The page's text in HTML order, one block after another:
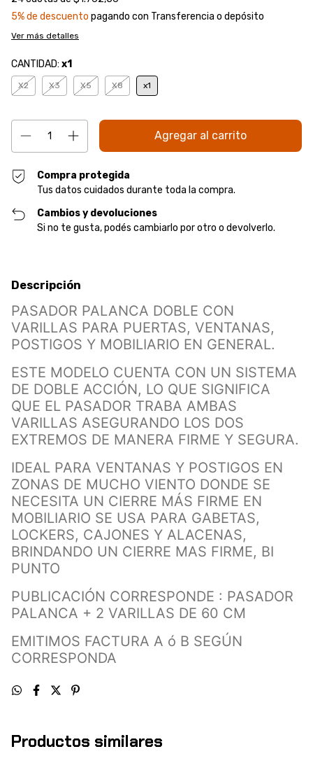
5% de descuento pagando con Transferencia o depósito
Ver más detalles
CANTIDAD: x1
X2 X3 X5 X8 x1
Compra protegida
Tus datos cuidados durante toda la compra.
Cambios y devoluciones
Si no te gusta, podés cambiarlo por otro o devolverlo.
Descripción
PASADOR PALANCA DOBLE CON
VARILLAS PARA PUERTAS, VENTANAS,
POSTIGOS Y MOBILIARIO EN GENERAL.
ESTE MODELO CUENTA CON UN SISTEMA
DE DOBLE ACCIÓN, LO QUE SIGNIFICA
QUE EL PASADOR TRABA AMBAS
VARILLAS ASEGURANDO LOS DOS
EXTREMOS DE MANERA FIRME Y SEGURA.
IDEAL PARA VENTANAS Y POSTIGOS EN
ZONAS DE MUCHO VIENTO DONDE SE
NECESITA UN CIERRE MÁS FIRME EN
MOBILIARIO SE USA PARA GABETAS,
LOCKERS, CAJONES Y ALACENAS,
BRINDANDO UN CIERRE MAS FIRME, BI
PUNTO
PUBLICACIÓN CORRESPONDE : PASADOR
PALANCA + 2 VARILLAS DE 60 CM
EMITIMOS FACTURA A ó B SEGÚN
CORRESPONDA
Productos similares